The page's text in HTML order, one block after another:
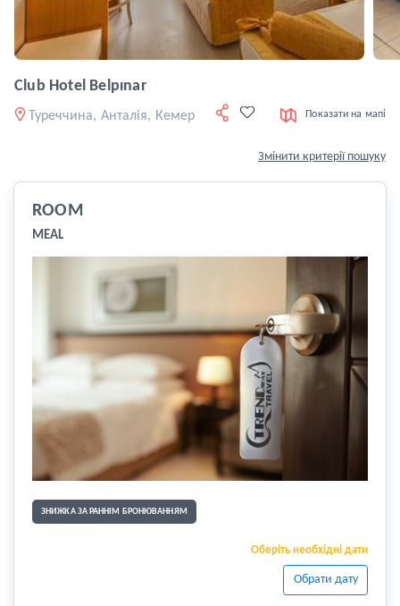
Club Hotel Belpınar
Туреччина, Анталія, Кемер Показати на мапі
Змінити критерії пошуку
ROOM
MEAL
ЗНИЖКА ЗА РАННІМ БРОНЮВАННЯМ
Оберіть необхідні дати
Обрати дату